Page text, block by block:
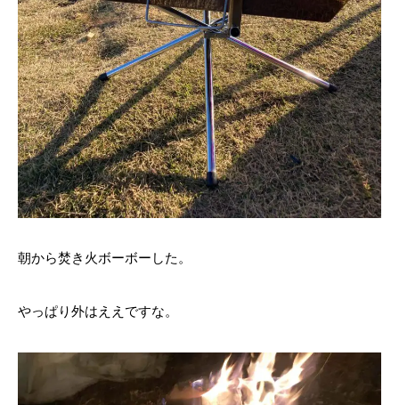
朝から焚き火ボーボーした。
やっぱり外はええですな。